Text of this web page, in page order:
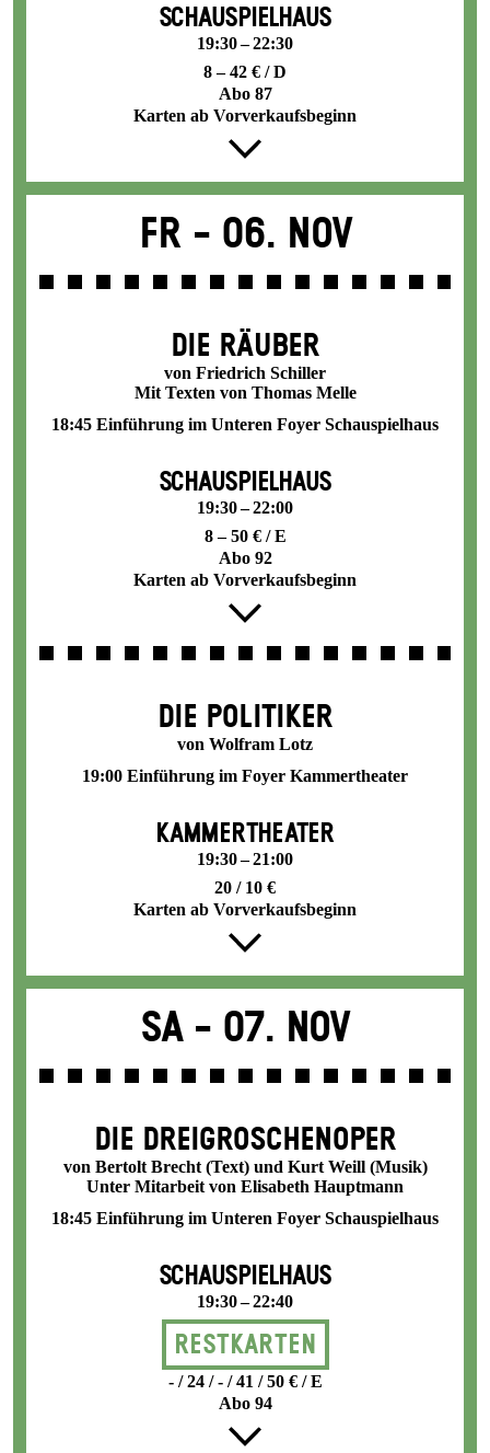
SCHAUSPIELHAUS
19:30 – 22:30
8 – 42 € / D
Abo 87
Karten ab Vorverkaufsbeginn
Fr - 06. Nov
DIE RÄUBER
von Friedrich Schiller
Mit Texten von Thomas Melle
18:45 Einführung im Unteren Foyer Schauspielhaus
SCHAUSPIELHAUS
19:30 – 22:00
8 – 50 € / E
Abo 92
Karten ab Vorverkaufsbeginn
DIE POLITIKER
von Wolfram Lotz
19:00 Einführung im Foyer Kammertheater
KAMMERTHEATER
19:30 – 21:00
20 / 10 €
Karten ab Vorverkaufsbeginn
Sa - 07. Nov
DIE DREI­GROSCHEN­OPER
von Bertolt Brecht (Text) und Kurt Weill (Musik)
Unter Mitarbeit von Elisabeth Hauptmann
18:45 Einführung im Unteren Foyer Schauspielhaus
SCHAUSPIELHAUS
19:30 – 22:40
Restkarten
- / 24 / - / 41 / 50 € / E
Abo 94